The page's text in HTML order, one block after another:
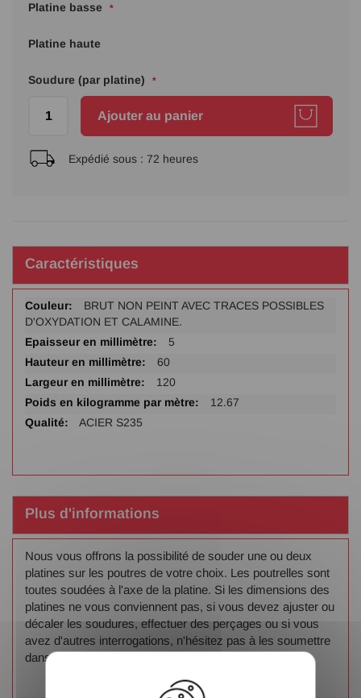
Platine basse
Platine haute
Soudure (par platine)
Ajouter au panier
Expédié sous : 72 heures
Caractéristiques
Plus
d'infos
BRUT NON PEINT AVEC TRACES POSSIBLES
D'OXYDATION ET CALAMINE.
5
60
120
12.67
ACIER S235
Plus d'informations
Nous vous offrons la possibilité de souder une ou deux
platines sur les poutres de votre choix. Les poutrelles sont
toutes soudées à l'axe de la platine. Si les dimensions des
platines ne vous conviennent pas, si vous devez ajuster ou
décaler les soudures, effectuer des perçages ou si vous
avez d'autres interrogations, n'hésitez pas à les soumettre
dans l'onglet « Poser une question ».